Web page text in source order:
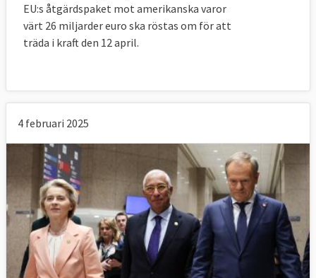
EU:s åtgärdspaket mot amerikanska varor
värt 26 miljarder euro ska röstas om för att
träda i kraft den 12 april.
4 februari 2025